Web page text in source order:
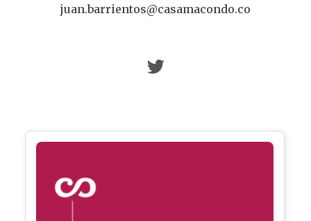
juan.barrientos@casamacondo.co